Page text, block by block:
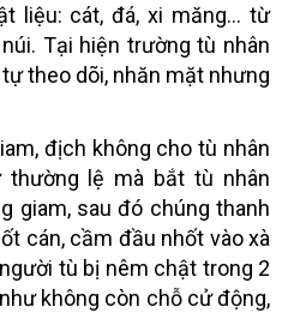
liệu: cát, đá, xi măng… từ
Tại hiện trường tù nhân
theo dõi, nhăn mặt nhưng
địch không cho tù nhân
lệ mà bắt tù nhân
giam, sau đó chúng thanh
cán, cầm đầu nhốt vào xà
tù bị nêm chật trong 2
không còn chỗ cử động,